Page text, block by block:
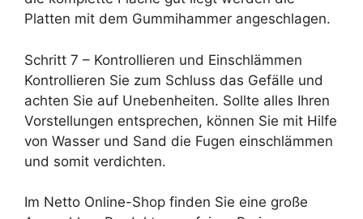
Platten mit dem Gummihammer angeschlagen.
Schritt 7 – Kontrollieren und Einschlämmen
Kontrollieren Sie zum Schluss das Gefälle und
achten Sie auf Unebenheiten. Sollte alles Ihren
Vorstellungen entsprechen, können Sie mit Hilfe
von Wasser und Sand die Fugen einschlämmen
und somit verdichten.
Im Netto Online-Shop finden Sie eine große